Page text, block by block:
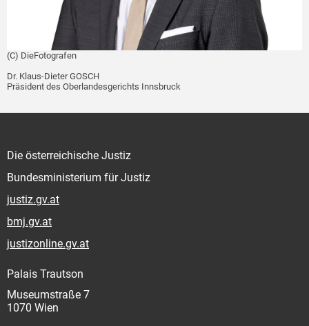
(C) DieFotografen
Dr. Klaus-Dieter GOSCH
Präsident des Oberlandesgerichts Innsbruck
Die österreichische Justiz
Bundesministerium für Justiz
justiz.gv.at
bmj.gv.at
justizonline.gv.at
Palais Trautson
Museumstraße 7
1070 Wien